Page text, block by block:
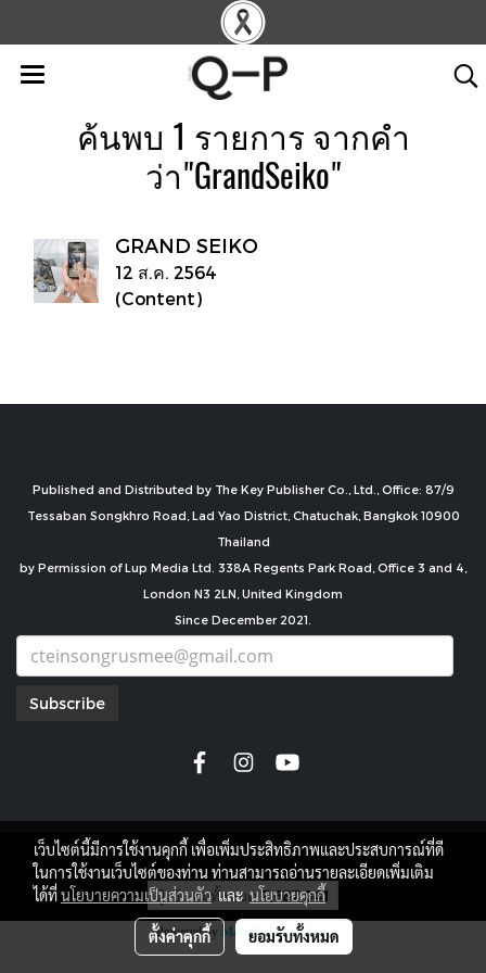
ค้นพบ 1 รายการ จากคำ
ว่า"GrandSeiko"
GRAND SEIKO
12 ส.ค. 2564
(Content)
Published and Distributed by The Key Publisher Co., Ltd., Office: 87/9
Tessaban Songkhro Road, Lad Yao District, Chatuchak, Bangkok 10900
Thailand
by Permission of Lup Media Ltd. 338A Regents Park Road, Office 3 and 4,
London N3 2LN, United Kingdom
Since December 2021.
Subscribe
copyright by
ผู้เข้าชมทั้งหมด7,687,041
Powered by MakeWebEasy.com
เว็บไซต์นี้มีการใช้งานคุกกี้ เพื่อเพิ่มประสิทธิภาพและประสบการณ์ที่ดี
ในการใช้งานเว็บไซต์ของท่าน ท่านสามารถอ่านรายละเอียดเพิ่มเติม
ได้ที่นโยบายความเป็นส่วนตัวและนโยบายคุกกี้
ตั้งค่าคุกกี้ ยอมรับทั้งหมด